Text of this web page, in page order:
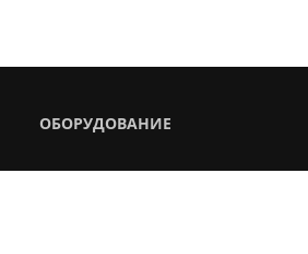
ОБОРУДОВАНИЕ